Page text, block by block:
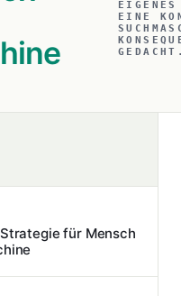
EINE
GEDACHT.
für Mensch